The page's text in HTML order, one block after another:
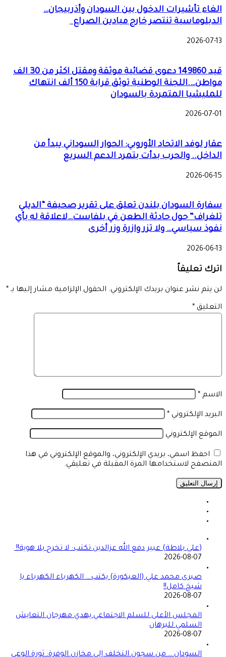
الغاء تأشيرات الدخول بين السودان وأذربيجان…
الدبلوماسية تنتصر خارج ميادين الصراع
2026-07-13
قيد 149860 دعوى قضائية موثقة ومقتل اكثر من 30 الف
مواطن….اللجنة الوطنية توثق قرابة 150 ألف انتهاك
للمليشيا المتمردة بالسودان
2026-07-01
عقار لوفد الاتحاد الأوروبي: الحوار السوداني يبدأ من
الداخل.. والحرب بدأت بتمرد الدعم السريع
2026-06-15
سفارة السودان بلندن تعلق على تقرير صحيفة “الديلي
تلغراف” حول حادثة الطعن في بلفاست…لاعلاقة له بأي
نفوذ سياسي… ولا تزر وازرة وزر أخرى
2026-06-13
اترك تعليقاً
لن يتم نشر عنوان بريدك الإلكتروني. الحقول الإلزامية مشار إليها بـ *
التعليق *
الاسم *
البريد الإلكتروني *
الموقع الإلكتروني
احفظ اسمي، بريدي الإلكتروني، والموقع الإلكتروني في هذا
المتصفح لاستخدامها المرة المقبلة في تعليقي.
(على بلاطة) عبير دفع الله عزالدين تكتب: لا تخرج بلا هوية!!
2026-08-07
صبرى محمد علي (العيكورة) يكتب… الكهرباء الكهرباء يا
شيخ كامل!!
2026-08-07
المجلس الأعلى للسلم الاجتماعي يهدي مهرجان التعايش
السلمي للبرهان
2026-08-07
السودان .. من سجون التخلف إلى مخازن الوفرة: ثورة الوعي